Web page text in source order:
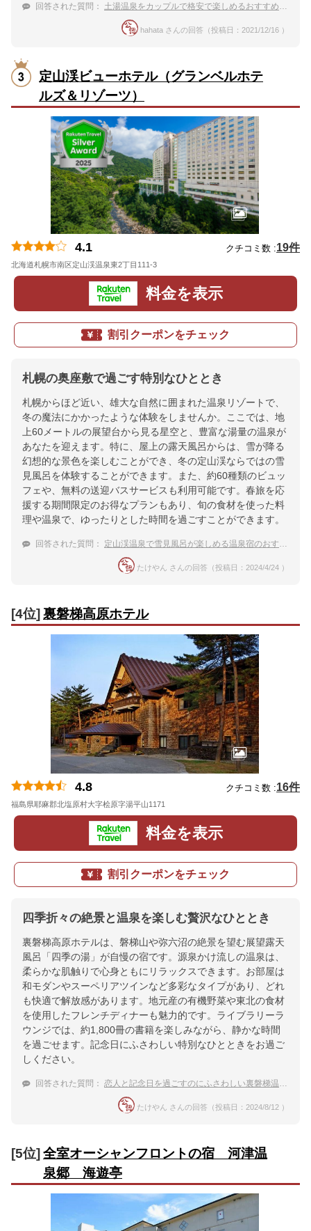
回答された質問： 土湯温泉をカップルで格安で楽しめるおすすめ宿！
hahata さんの回答（投稿日：2021/12/16 ）
定山渓ビューホテル（グランベルホテ
ルズ＆リゾーツ）
4.1 クチコミ数 :19件
北海道札幌市南区定山渓温泉東2丁目111-3
料金を表示
割引クーポンをチェック
札幌の奥座敷で過ごす特別なひととき
札幌からほど近い、雄大な自然に囲まれた温泉リゾートで、
冬の魔法にかかったような体験をしませんか。ここでは、地
上60メートルの展望台から見る星空と、豊富な湯量の温泉が
あなたを迎えます。特に、屋上の露天風呂からは、雪が降る
幻想的な景色を楽しむことができ、冬の定山渓ならではの雪
見風呂を体験することができます。また、約60種類のビュッ
フェや、無料の送迎バスサービスも利用可能です。春旅を応
援する期間限定のお得なプランもあり、旬の食材を使った料
理や温泉で、ゆったりとした時間を過ごすことができます。
回答された質問： 定山渓温泉で雪見風呂が楽しめる温泉宿のおすすめは？
たけやん さんの回答（投稿日：2024/4/24 ）
[4位] 裏磐梯高原ホテル
4.8 クチコミ数 :16件
福島県耶麻郡北塩原村大字桧原字湯平山1171
料金を表示
割引クーポンをチェック
四季折々の絶景と温泉を楽しむ贅沢なひととき
裏磐梯高原ホテルは、磐梯山や弥六沼の絶景を望む展望露天
風呂「四季の湯」が自慢の宿です。源泉かけ流しの温泉は、
柔らかな肌触りで心身ともにリラックスできます。お部屋は
和モダンやスーペリアツインなど多彩なタイプがあり、どれ
も快適で解放感があります。地元産の有機野菜や東北の食材
を使用したフレンチディナーも魅力的です。ライブラリーラ
ウンジでは、約1,800冊の書籍を楽しみながら、静かな時間
を過ごせます。記念日にふさわしい特別なひとときをお過ご
しください。
回答された質問： 恋人と記念日を過ごすのにふさわしい裏磐梯温泉の宿
たけやん さんの回答（投稿日：2024/8/12 ）
[5位]全室オーシャンフロントの宿 河津温
泉郷 海遊亭